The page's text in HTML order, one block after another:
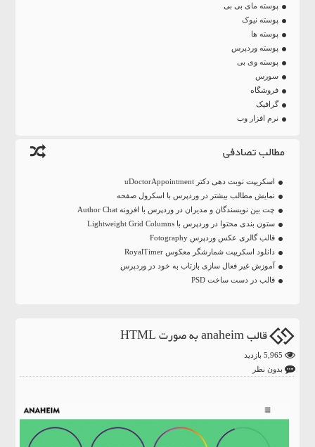
پوسته مای بی بی
پوسته نیوک
پوسته ها
پوسته وردپرس
پوسته وی بی
سورس
فروشگاه
گرافیک
نرم افزار وب
مطالب تصادفی
اسکریپت نوبت دهی دکتر uDoctorAppointment
نمایش مطالب بیشتر در وردپرس با اسکرول صفحه
چت بین نویسندگان و مدیران در وردپرس با افزونه Author Chat
ستون بندی محتوا در وردپرس با Lightweight Grid Columns
قالب گالری عکس وردپرس Fotography
دانلود اسکریپت شمارشگر معکوس RoyalTimer
آموزش غیر فعال سازی بازتاب به خود در وردپرس
قالب در دست ساخت PSD
قالب anaheim به صورت HTML
بدون نظر